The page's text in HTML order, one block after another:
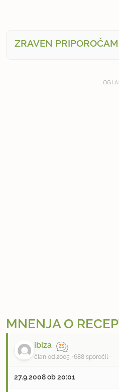
ZRAVEN
MNENJA O
ibiza
član od 2005 688 sporočil
27.9.2008 ob 20:01